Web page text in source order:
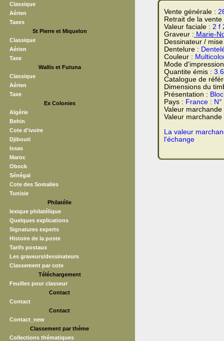
Classique
Aérien
Taxes
St Pierre et Miquelon
Classique
Aérien
Taxe
Wallis et Futuna
Classique
Aérien
Taxe
Ex Colonies
Algérie
Behin
Cote d'ivoire
Djibouti
Issas
Maroc
Obock
Sénégal
Cote des Somalies
Tunisie
Philatélie
lexique philatélique
Quelques explications
Signatures experts
Histoire de la poste
Tarifs postaux
Les graveurs/dessinateurs
Classement par cote
Téléchargement
Feuilles pour classeur
Contact
Contact
Contact
Contact_new
Classement par thème
Collections thématiques
Vente générale :
Retrait de la
Valeur faciale : 2 f
Graveur : Marie-
Dessinateur /
Dentelure :
Couleur :
Mode
Quantite émis :
Catalogue de
Dimensions du
Présentation :
Pays : France :
Valeur
Valeur
La valeur
l'échange